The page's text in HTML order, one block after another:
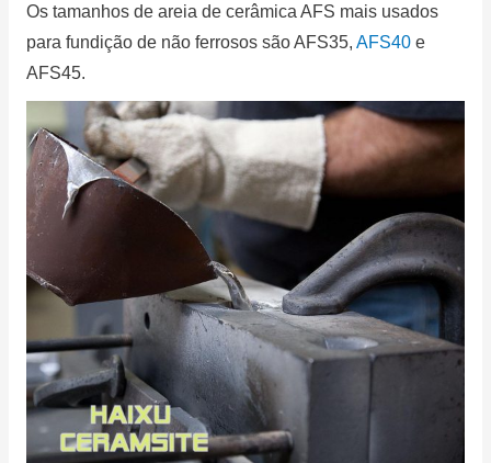
Os tamanhos de areia de cerâmica AFS mais usados ​​
para fundição de não ferrosos são AFS35, AFS40e
AFS45.